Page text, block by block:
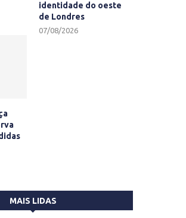
identidade do oeste
de Londres
07/08/2026
MAIS LIDAS